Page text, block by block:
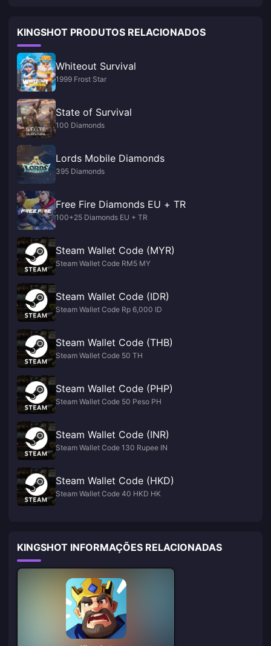
KINGSHOT PRODUTOS RELACIONADOS
Whiteout Survival
1999 Frost Star
State of Survival
100 Diamonds
Lords Mobile Diamonds
395 Diamonds
Free Fire Diamonds EU + TR
100+25 Diamonds EU + TR
Steam Wallet Code (MYR)
Steam Wallet Code RM5 MY
Steam Wallet Code (IDR)
Steam Wallet Code Rp 6,000 ID
Steam Wallet Code (THB)
Steam Wallet Code 50 TH
Steam Wallet Code (PHP)
Steam Wallet Code 50 Peso PH
Steam Wallet Code (INR)
Steam Wallet Code 130 Rupee IN
Steam Wallet Code (HKD)
Steam Wallet Code 40 HKD HK
KINGSHOT INFORMAÇÕES RELACIONADAS